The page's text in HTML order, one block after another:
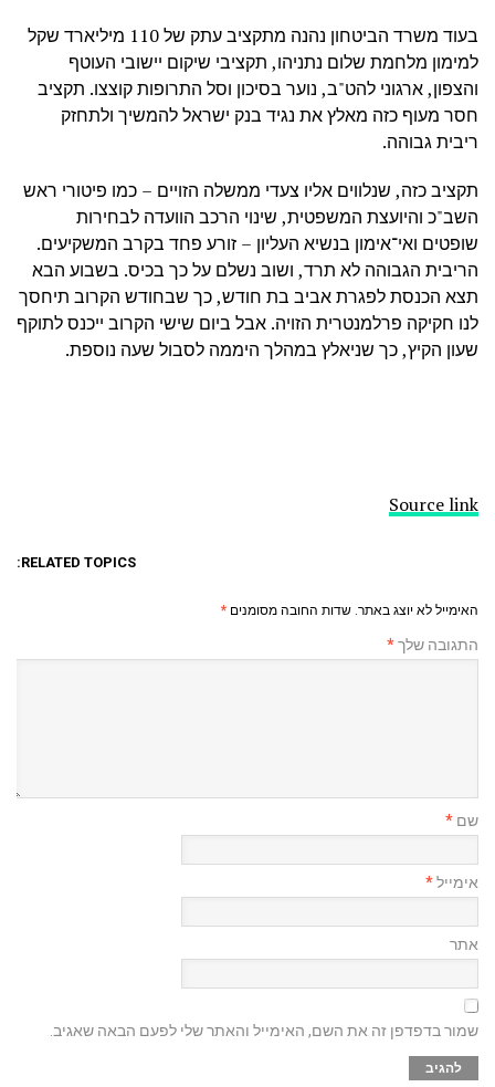
בעוד משרד הביטחון נהנה מתקציב עתק של 110 מיליארד שקל
למימון מלחמת שלום נתניהו, תקציבי שיקום יישובי העוטף
והצפון, ארגוני להט"ב, נוער בסיכון וסל התרופות קוצצו. תקציב
חסר מעוף כזה מאלץ את נגיד בנק ישראל להמשיך ולתחזק
ריבית גבוהה.
תקציב כזה, שנלווים אליו צעדי ממשלה הזויים – כמו פיטורי ראש
השב"כ והיועצת המשפטית, שינוי הרכב הוועדה לבחירות
שופטים ואי־אימון בנשיא העליון – זורע פחד בקרב המשקיעים.
הריבית הגבוהה לא תרד, ושוב נשלם על כך בכיס. בשבוע הבא
תצא הכנסת לפגרת אביב בת חודש, כך שבחודש הקרוב תיחסך
לנו חקיקה פרלמנטרית הזויה. אבל ביום שישי הקרוב ייכנס לתוקף
שעון הקיץ, כך שניאלץ במהלך היממה לסבול שעה נוספת.
Source link
RELATED TOPICS:
האימייל לא יוצג באתר. שדות החובה מסומנים *
התגובה שלך*
שם *
אימייל*
אתר
שמור בדפדפן זה את השם, האימייל והאתר שלי לפעם הבאה שאגיב.